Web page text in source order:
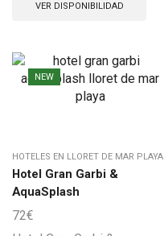
VER DISPONIBILIDAD
NEW
HOTELES EN LLORET DE MAR PLAYA
Hotel Gran Garbi &
AquaSplash
72€